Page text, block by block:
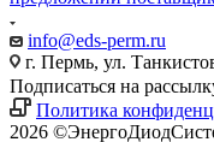
info@eds-perm.ru
г. Пермь, ул.
Подписаться на
Политика
2026